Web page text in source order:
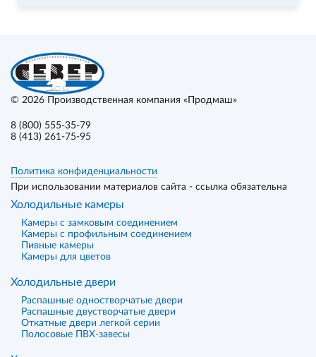
© 2026 Производственная компания «Продмаш»
8 (800) 555-35-79
8 (413) 261-75-95
Политика конфиденциальности
При использовании материалов сайта - ссылка обязательна
Холодильные камеры
Камеры с замковым соединением
Камеры с профильным соединением
Пивные камеры
Камеры для цветов
Холодильные двери
Распашные одностворчатые двери
Распашные двустворчатые двери
Откатные двери легкой серии
Полосовые ПВХ-завесы